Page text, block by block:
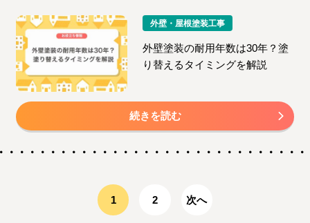
外壁・屋根塗装工事
外壁塗装の耐用年数は30年？塗
り替えるタイミングを解説
続きを読む
1 2 次へ